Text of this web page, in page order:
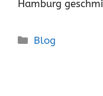
Hamburg
Kategorien
Blog